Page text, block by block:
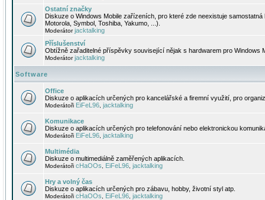
Ostatní značky
Diskuze o Windows Mobile zařízeních, pro které zde neexistuje
Motorola, Symbol, Toshiba, Yakumo, ...).
Moderátorjacktalking
Příslušenství
Obtížně zařaditelné příspěvky související nějak s hardwarem pro Windows
Moderátorjacktalking
Software
Office
Diskuze o aplikacích určených pro kancelářské a firemní využití, pro
Moderátoři EiFeL96 jacktalking
Komunikace
Diskuze o aplikacích určených pro telefonování nebo elektronickou
Moderátoři EiFeL96 jacktalking
Multimédia
Diskuze o multimediálně zaměřených aplikacích.
Moderátoři cHaOOs EiFeL96 jacktalking
Hry a volný čas
Diskuze o aplikacích určených pro zábavu, hobby, životní styl atp.
Moderátoři cHaOOs EiFeL96 jacktalking